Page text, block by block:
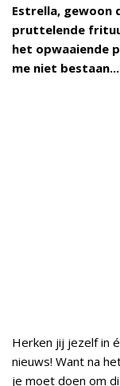
Estrella, gewoon
pruttelende
het opwaaiende
me niet bestaan...
Herken jij jezelf in
nieuws! Want na
je moet doen om